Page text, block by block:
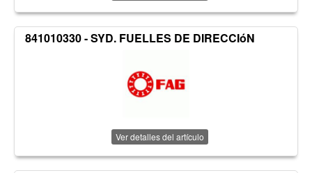
841010330 - SYD. FUELLES DE DIRECCIóN
Ver detalles del artículo